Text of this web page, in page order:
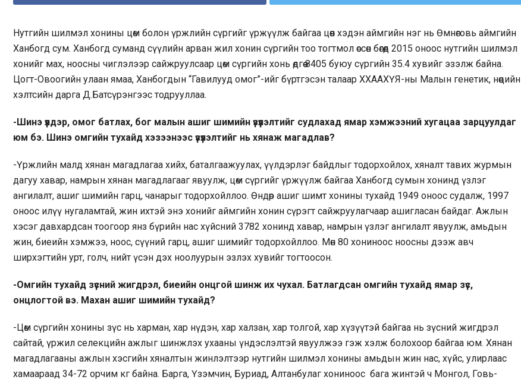
Нутгийн шилмэл хонины цөм болон үржлийн сүргийг үржүүлж байгаа цөөн хэдэн аймгийн нэг нь Өмнөговь аймгийн
Ханбогд сум. Ханбогд суманд сүүлийн арван жил хонин сүргийн тоо тогтмол өссөн бөгөөд 2015 оноос нутгийн шилмэл
хонийг мах, ноосны чиглэлээр сайжруулсаар цөм сүргийн хонь өдгөө 8405 буюу сүргийн 35.4 хувийг эзэлж байна.
Цогт-Овоогийн улаан ямаа, Ханбогдын “Гавилууд омог”-ийг бүртгэсэн талаар ХХААХҮЯ-ны Малын генетик, нөөцийн
хэлтсийн дарга Д.Батсүрэнгээс тодрууллаа.
-Шинэ үүлдэр, омог батлах, бог малын ашиг шимийн үзүүлэлтийг судлахад ямар хэмжээний хугацаа зарцуулдаг
юм бэ. Шинэ омгийн тухайд хэзээнээс үзүүлэлтийг нь хянаж магадлав?
-Үржлийн малд хянан магадлагаа хийх, баталгаажуулах, үүлдэрлэг байдлыг тодорхойлох, хяналт тавих журмын
дагуу хавар, намрын хянан магадлагааг явуулж, цөм сүргийг үржүүлж байгаа Ханбогд сумын хонинд үзлэг
ангилалт, ашиг шимийн гарц, чанарыг тодорхойллоо. Өндөр ашиг шимт хонины тухайд 1949 оноос судалж, 1997
оноос илүү нугаламтай, жин ихтэй энэ хонийг аймгийн хонин сүрэгт сайжруулагчаар ашигласан байдаг. Ажлын
хэсэг давхардсан тоогоор янз бүрийн нас хүйсний 3782 хонинд хавар, намрын үзлэг ангилалт явуулж, амьдын
жин, биеийн хэмжээ, ноос, сүүний гарц, ашиг шимийг тодорхойллоо. Мөн 80 хониноос ноосны дээж авч
ширхэгтийн урт, голч, нийт үсэн дэх ноолуурын эзлэх хувийг тогтоосон.
-Омгийн тухайд зүсний жигдрэл, биеийн онцгой шинж их чухал. Батлагдсан омгийн тухайд ямар зүс,
онцлогтой вэ. Махан ашиг шимийн тухайд?
-Цөм сүргийн хонины зүс нь харман, хар нүдэн, хар халзан, хар толгой, хар хүзүүтэй байгаа нь зүсний жигдрэл
сайтай, үржил селекцийн ажлыг шинжлэх ухааны үндэслэлтэй явуулжээ гэж хэлж болохоор байгаа юм. Хянан
магадлагааны ажлын хэсгийн хяналтын жинлэлтээр нутгийн шилмэл хонины амьдын жин нас, хүйс, улирлаас
хамаараад 34-72 орчим кг байна. Барга, Үзэмчин, Буриад, Алтанбулаг хониноос бага жинтэй ч Монгол, Говь-